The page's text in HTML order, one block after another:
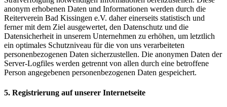
anonym erhobenen Daten und Informationen werden durch die
Reiterverein Bad Kissingen e.V. daher einerseits statistisch und
ferner mit dem Ziel ausgewertet, den Datenschutz und die
Datensicherheit in unserem Unternehmen zu erhöhen, um letztlich
ein optimales Schutzniveau für die von uns verarbeiteten
personenbezogenen Daten sicherzustellen. Die anonymen Daten der
Server-Logfiles werden getrennt von allen durch eine betroffene
Person angegebenen personenbezogenen Daten gespeichert.
5. Registrierung auf unserer Internetseite